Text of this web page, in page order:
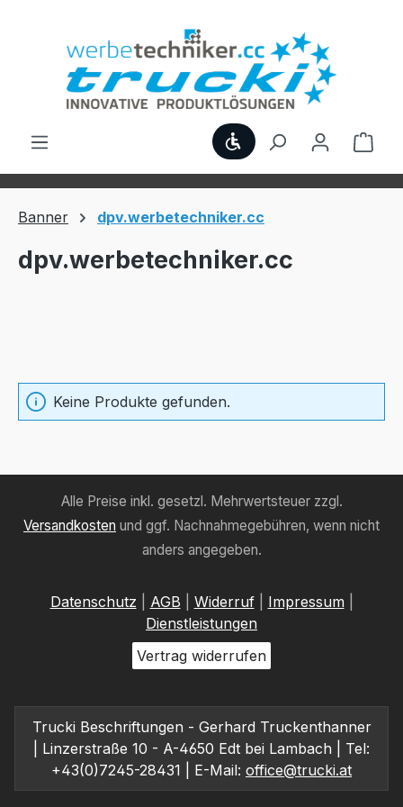
Werkzeugleiste
Banner dpv.werbetechniker.cc
dpv.werbetechniker.cc
Keine Produkte gefunden.
Alle Preise inkl. gesetzl. Mehrwertsteuer zzgl.
Versandkosten und ggf. Nachnahmegebühren, wenn nicht
anders angegeben.
Datenschutz AGB Widerruf| Impressum
Dienstleistungen
Vertrag widerrufen
Trucki Beschriftungen - Gerhard Truckenthanner
| Linzerstraße 10 - A-4650 Edt bei Lambach | Tel:
+43(0)7245-28431 | E-Mail: office@trucki.at